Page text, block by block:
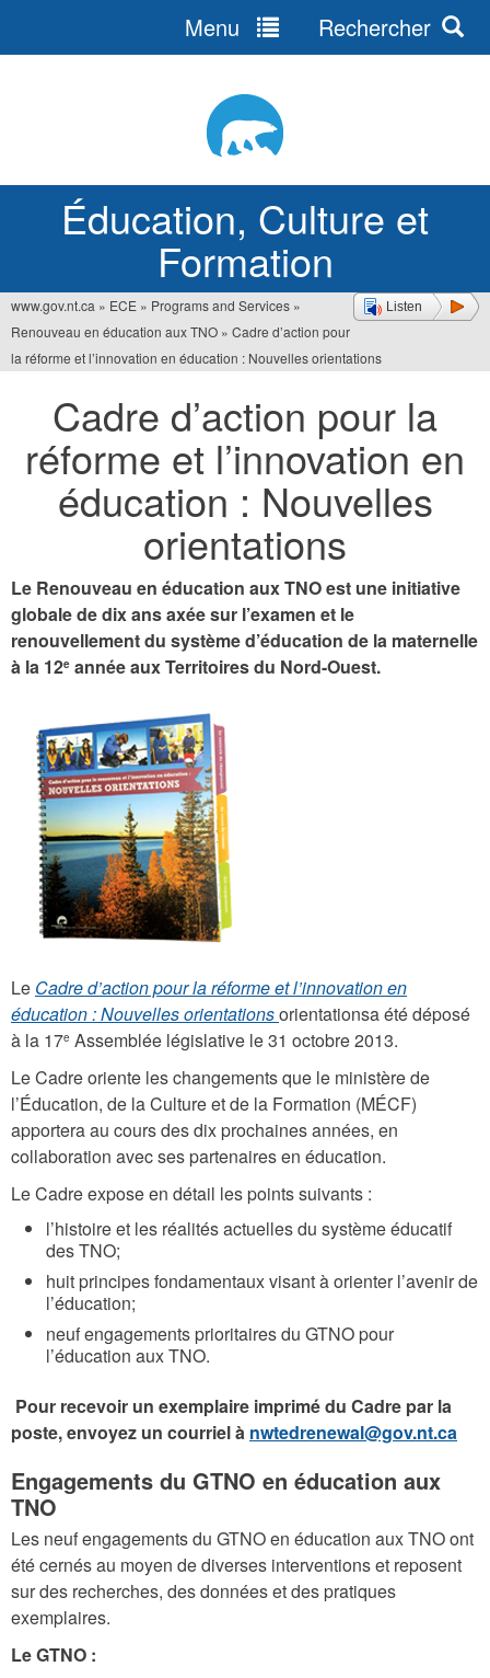
Éducation, Culture et
Formation
Menu Rechercher
Listen
Vous
êtes
www.gov.nt.ca » ECE » Programs and Services »
Renouveau en éducation aux TNO » Cadre d’action pour
la réforme et l’innovation en éducation : Nouvelles orientations
Cadre d’action pour la
réforme et l’innovation en
éducation : Nouvelles
orientations
Le Renouveau en éducation aux TNO est une initiative
globale de dix ans axée sur l’examen et le
renouvellement du système d’éducation de la maternelle
à la 12e année aux Territoires du Nord-Ouest.
Le Cadre d’action pour la réforme et l’innovation en
éducation : Nouvelles orientationsorientationsa été déposé
à la 17e Assemblée législative le 31 octobre 2013.
Le Cadre oriente les changements que le ministère de
l’Éducation, de la Culture et de la Formation (MÉCF)
apportera au cours des dix prochaines années, en
collaboration avec ses partenaires en éducation.
Le Cadre expose en détail les points suivants :
l’histoire et les réalités actuelles du système éducatif
des TNO;
huit principes fondamentaux visant à orienter l’avenir de
l’éducation;
neuf engagements prioritaires du GTNO pour
l’éducation aux TNO.
Pour recevoir un exemplaire imprimé du Cadre par la
poste, envoyez un courriel à nwtedrenewal@gov.nt.ca
Engagements du GTNO en éducation aux
TNO
Les neuf engagements du GTNO en éducation aux TNO ont
été cernés au moyen de diverses interventions et reposent
sur des recherches, des données et des pratiques
exemplaires.
Le GTNO :